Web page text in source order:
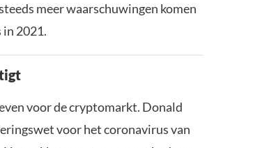
meer waarschuwingen komen
2021.
voor de cryptomarkt. Donald
voor het coronavirus van